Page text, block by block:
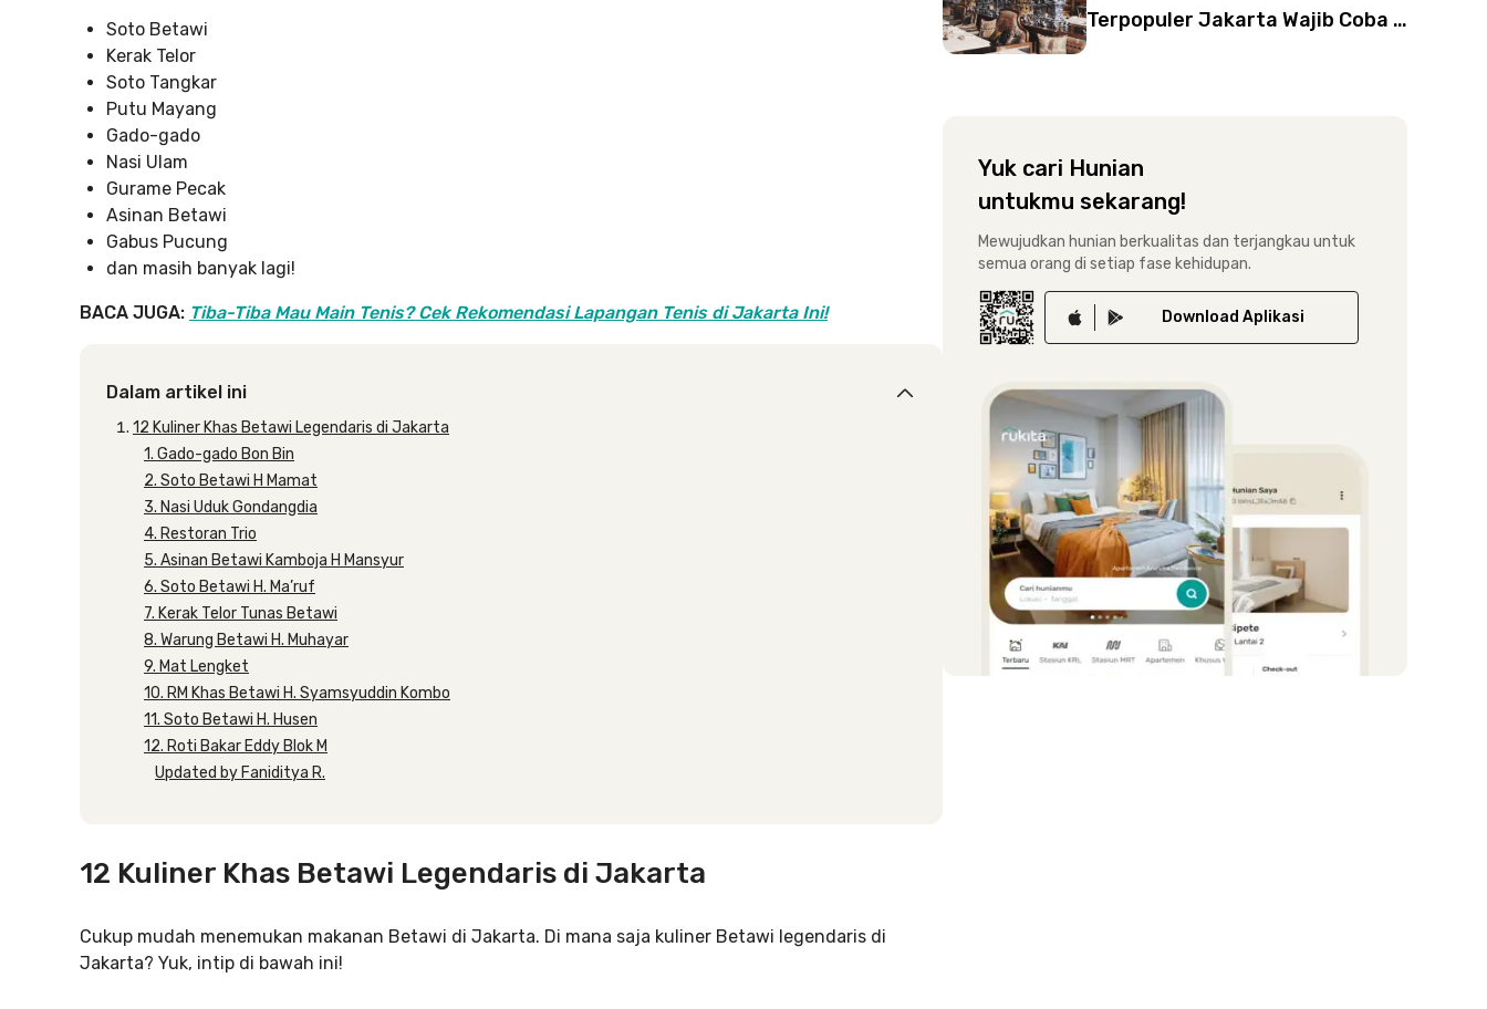
Soto Betawi
Kerak Telor
Soto Tangkar
Putu Mayang
Gado-gado
Nasi Ulam
Gurame Pecak
Asinan Betawi
Gabus Pucung
dan masih banyak lagi!
BACA JUGA: Tiba-Tiba Mau Main Tenis? Cek Rekomendasi Lapangan Tenis di Jakarta Ini!
Dalam artikel ini
12 Kuliner Khas Betawi Legendaris di Jakarta
1. Gado-gado Bon Bin
2. Soto Betawi H Mamat
3. Nasi Uduk Gondangdia
4. Restoran Trio
5. Asinan Betawi Kamboja H Mansyur
6. Soto Betawi H. Ma’ruf
7. Kerak Telor Tunas Betawi
8. Warung Betawi H. Muhayar
9. Mat Lengket
10. RM Khas Betawi H. Syamsyuddin Kombo
11. Soto Betawi H. Husen
12. Roti Bakar Eddy Blok M
Updated by Faniditya R.
12 Kuliner Khas Betawi Legendaris di Jakarta
Cukup mudah menemukan makanan Betawi di Jakarta. Di mana saja kuliner Betawi legendaris di
Jakarta? Yuk, intip di bawah ini!
Terpopuler Jakarta Wajib Coba |
Yuk cari Hunian
untukmu sekarang!
Mewujudkan hunian berkualitas dan terjangkau untuk
semua orang di setiap fase kehidupan.
Download Aplikasi